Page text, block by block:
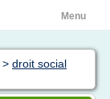
Menu
> droit social